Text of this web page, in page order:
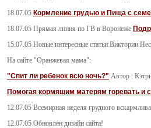
18.07.05 Кормление грудью и Пища с
18.07.05 Прямая линия по ГВ в Воронеже
15.07.05 Новые интересные статьи Виктории
На сайте "Оранжевая мама":
"Спит ли ребенок всю ночь?" Автор :
Помогая кормящим матерям горевать и
12.07.05 Всемирная неделя грудного
12.07.05 Обновлен дизайн сайта!